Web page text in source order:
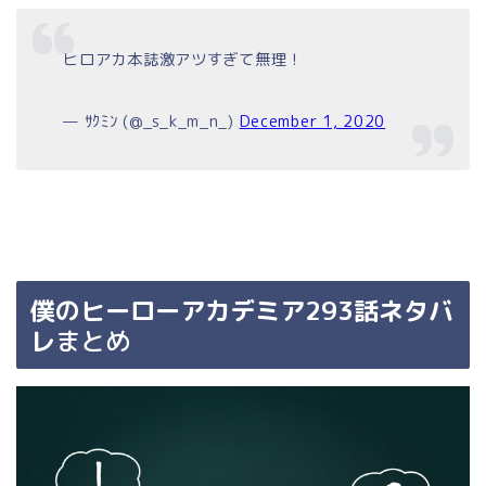
ヒロアカ本誌激アツすぎて無理！
— ｻｸﾐﾝ (@_s_k_m_n_) December 1, 2020
僕のヒーローアカデミア293話ネタバ
レまとめ